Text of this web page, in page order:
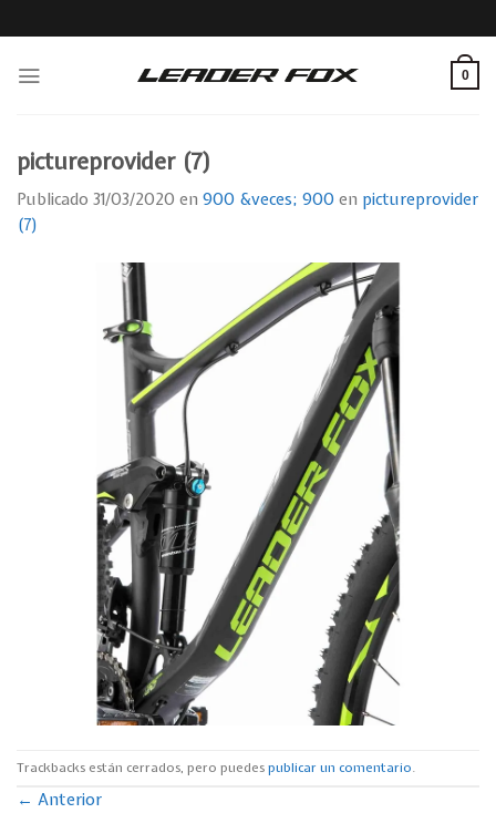
to
0
pictureprovider (7)
Publicado 31/03/2020 en 900 &veces; 900 en pictureprovider
(7)
Trackbacks están cerrados, pero puedespublicar un comentario.
← Anterior